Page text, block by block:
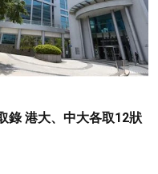
錄 港大、中大各取12狀